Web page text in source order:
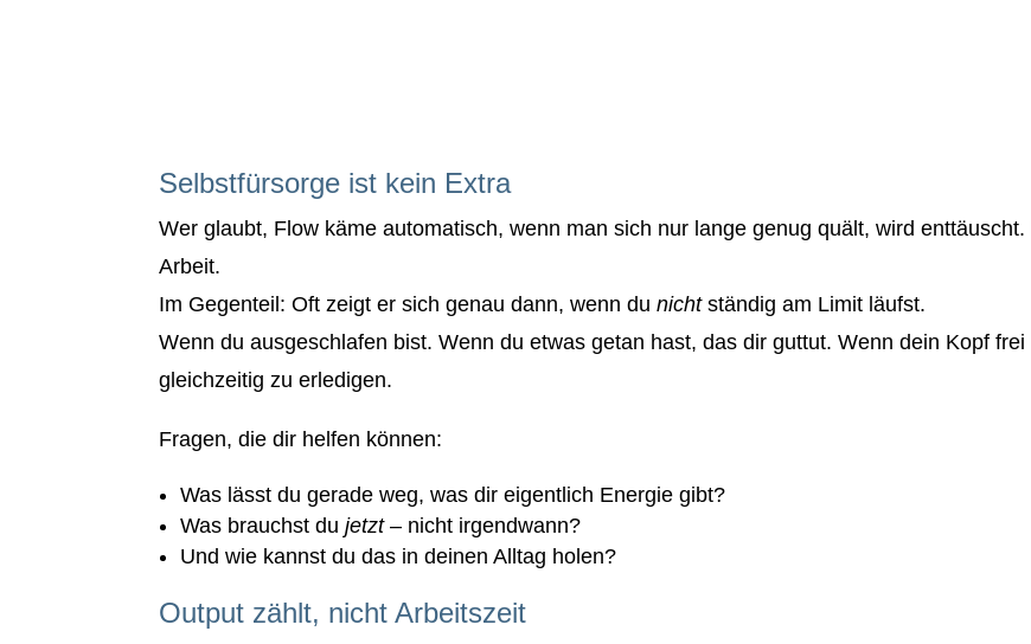
Selbstfürsorge ist kein Extra
Wer glaubt, Flow käme automatisch, wenn man sich nur lange genug quält, wird
Arbeit.
Im Gegenteil: Oft zeigt er sich genau dann, wenn dunichtständig am Limit läufst.
Wenn du ausgeschlafen bist. Wenn du etwas getan hast, das dir guttut. Wenn dein Kopf
gleichzeitig zu erledigen.
Fragen, die dir helfen können:
Was lässt du gerade weg, was dir eigentlich Energie gibt?
Was brauchst dujetzt– nicht irgendwann?
Und wie kannst du das in deinen Alltag holen?
Output zählt, nicht Arbeitszeit